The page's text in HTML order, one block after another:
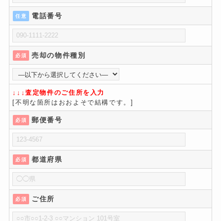
任意 電話番号
必須 売却の物件種別
↓↓↓査定物件のご住所を入力
[不明な箇所はおおよそで結構です。]
必須 郵便番号
必須 都道府県
必須 ご住所